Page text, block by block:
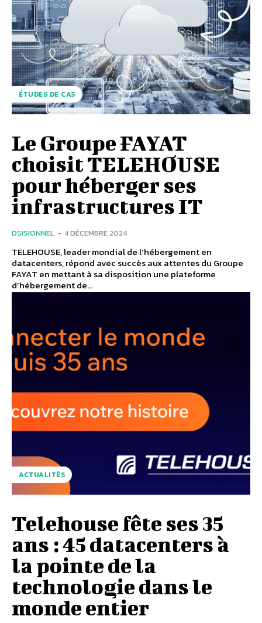
ÉTUDES DE CAS
Le Groupe FAYAT
choisit TELEHOUSE
pour héberger ses
infrastructures IT
DSISIONNEL - 4 DÉCEMBRE 2024
TELEHOUSE, leader mondial de l’hébergement en
datacenters, répond avec succès aux attentes du Groupe
FAYAT en mettant à sa disposition une plateforme
d’hébergement de...
ACTUALITÉS
Telehouse fête ses 35
ans : 45 datacenters à
la pointe de la
technologie dans le
monde entier